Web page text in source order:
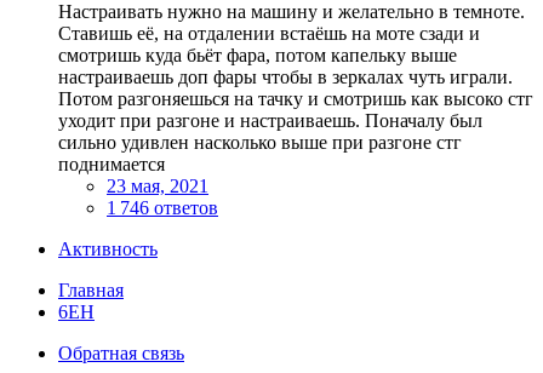
Настраивать нужно на машину и желательно в темноте.
Ставишь её, на отдалении встаёшь на моте сзади и
смотришь куда бьёт фара, потом капельку выше
настраиваешь доп фары чтобы в зеркалах чуть играли.
Потом разгоняешься на тачку и смотришь как высоко стг
уходит при разгоне и настраиваешь. Поначалу был
сильно удивлен насколько выше при разгоне стг
поднимается
23 мая, 2021
1 746 ответов
Активность
Главная
6EH
Обратная связь